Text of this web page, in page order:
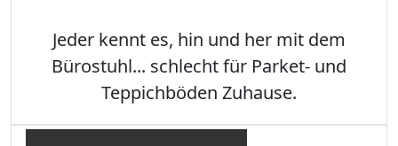
Jeder kennt es, hin und her mit dem
Bürostuhl... schlecht für Parket- und
Teppichböden Zuhause.